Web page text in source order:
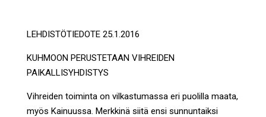
LEHDISTÖTIEDOTE 25.1.2016
KUHMOON PERUSTETAAN VIHREIDEN
PAIKALLISYHDISTYS
Vihreiden toiminta on vilkastumassa eri puolilla maata,
myös Kainuussa. Merkkinä siitä ensi sunnuntaiksi